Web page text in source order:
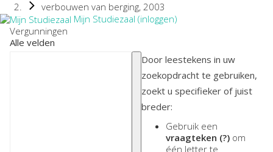
verbouwen van berging, 2003
Mijn Studiezaal (inloggen)
Vergunningen
Alle velden
Door leestekens in uw
zoekopdracht te gebruiken,
zoekt u specifieker of juist
breder:
Gebruik een
vraagteken (?) om
één letter te